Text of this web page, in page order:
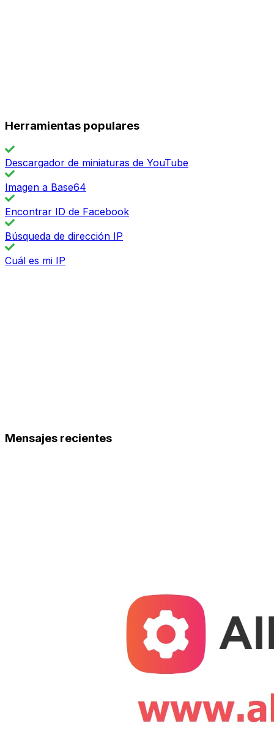
Herramientas populares
Descargador de miniaturas de YouTube
Imagen a Base64
Encontrar ID de Facebook
Búsqueda de dirección IP
Cuál es mi IP
Mensajes recientes